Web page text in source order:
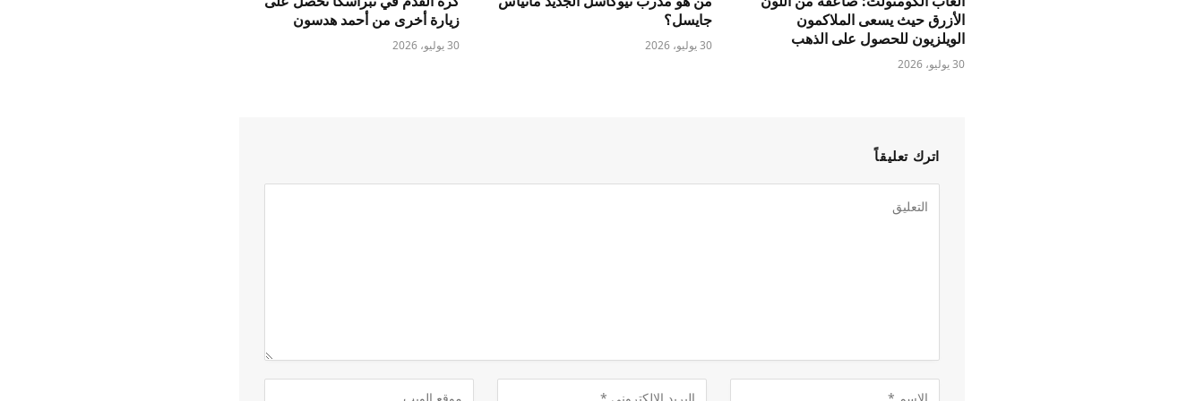
الأزرق حيث يسعى الملاكمون
الويلزيون للحصول على الذهب
30 يوليو، 2026
جايسل؟
30 يوليو، 2026
زيارة أخرى من أحمد هدسون
30 يوليو، 2026
اترك تعليقاً